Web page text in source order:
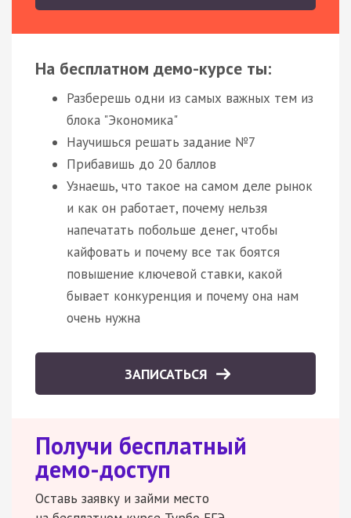
На бесплатном демо-курсе ты:
Разберешь одни из самых важных тем из
блока "Экономика"
Научишься решать задание №7
Прибавишь до 20 баллов
Узнаешь, что такое на самом деле рынок
и как он работает, почему нельзя
напечатать побольше денег, чтобы
кайфовать и почему все так боятся
повышение ключевой ставки, какой
бывает конкуренция и почему она нам
очень нужна
ЗАПИСАТЬСЯ
Получи бесплатный
демо-доступ
Оставь заявку и займи место